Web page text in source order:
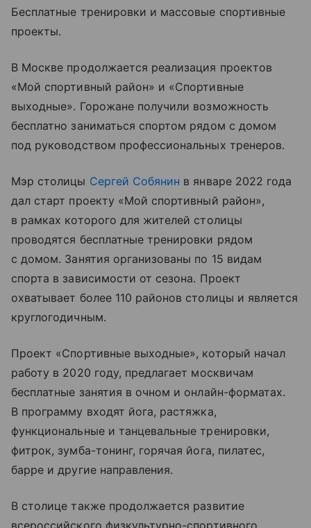
Бесплатные тренировки и массовые спортивные
проекты.
В Москве продолжается реализация проектов
«Мой спортивный район» и «Спортивные
выходные». Горожане получили возможность
бесплатно заниматься спортом рядом с домом
под руководством профессиональных тренеров.
Мэр столицы Сергей Собянин в январе 2022 года
дал старт проекту «Мой спортивный район»,
в рамках которого для жителей столицы
проводятся бесплатные тренировки рядом
с домом. Занятия организованы по 15 видам
спорта в зависимости от сезона. Проект
охватывает более 110 районов столицы и является
круглогодичным.
Проект «Спортивные выходные», который начал
работу в 2020 году, предлагает москвичам
бесплатные занятия в очном и онлайн-форматах.
В программу входят йога, растяжка,
функциональные и танцевальные тренировки,
фитрок, зумба-тонинг, горячая йога, пилатес,
барре и другие направления.
В столице также продолжается развитие
всероссийского физкультурно-спортивного